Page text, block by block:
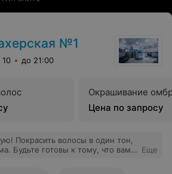
сложность и качество
мастера.
№1
10 до 21:00
Окрашивание
Цена по запросу
Покрасить волосы в один тон,
Будьте готовы к тому, что вам
Еще